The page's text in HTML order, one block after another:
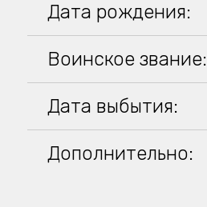
Дата рождения:
Воинское звание:
Дата выбытия:
Дополнительно: